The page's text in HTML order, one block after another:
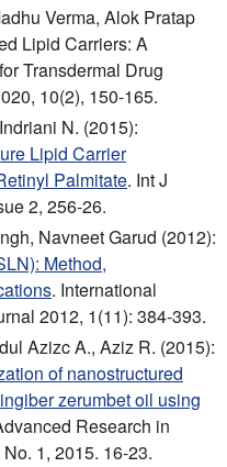
Verma, Alok Pratap
Lipid Carriers: A
Transdermal Drug
10(2), 150-165.
N. (2015):
Lipid Carrier
Palmitate. Int J
2, 256-26.
Navneet Garud (2012):
Method,
. International
2012, 1(11): 384-393.
Azizc A., Aziz R. (2015):
of nanostructured
zerumbet oil using
Research in
1, 2015. 16-23.